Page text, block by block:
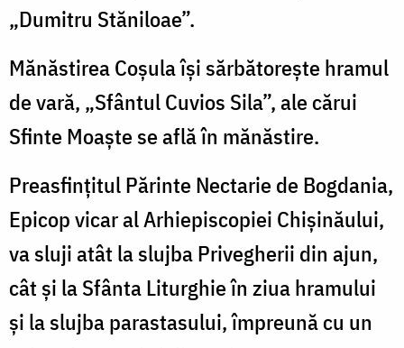
„Dumitru Stăniloae”.
Mănăstirea Coșula își sărbătorește hramul
de vară, „Sfântul Cuvios Sila”, ale cărui
Sfinte Moaște se află în mănăstire.
Preasfințitul Părinte Nectarie de Bogdania,
Epicop vicar al Arhiepiscopiei Chișinăului,
va sluji atât la slujba Privegherii din ajun,
cât și la Sfânta Liturghie în ziua hramului
și la slujba parastasului, împreună cu un